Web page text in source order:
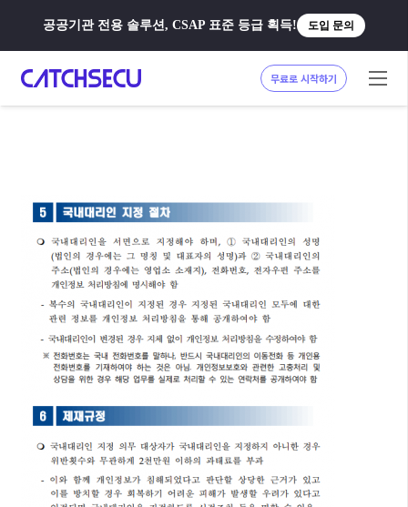
공공기관 전용 솔루션, CSAP 표준 등급 획득! 도입 문의
무료로 시작하기